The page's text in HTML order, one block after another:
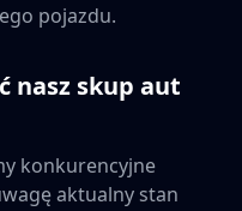
pojazdu.
nasz skup aut
konkurencyjne
aktualny stan